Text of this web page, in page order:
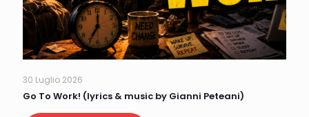
30 Luglio 2026
Go To Work! (lyrics & music by Gianni Peteani)